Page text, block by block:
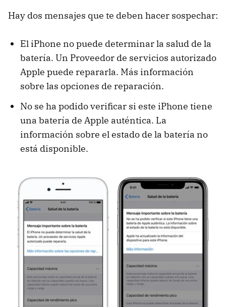
Hay dos mensajes que te deben hacer sospechar:
El iPhone no puede determinar la salud de la
batería. Un Proveedor de servicios autorizado
Apple puede repararla. Más información
sobre las opciones de reparación.
No se ha podido verificar si este iPhone tiene
una batería de Apple auténtica. La
información sobre el estado de la batería no
está disponible.